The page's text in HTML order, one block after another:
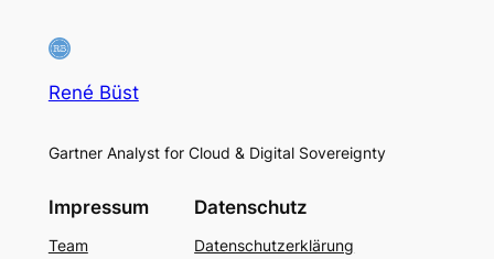
René Büst
Gartner Analyst for Cloud & Digital Sovereignty
Impressum
Team
Datenschutz
Datenschutzerklärung